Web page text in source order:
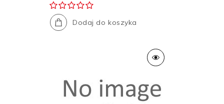
Dodaj do koszyka